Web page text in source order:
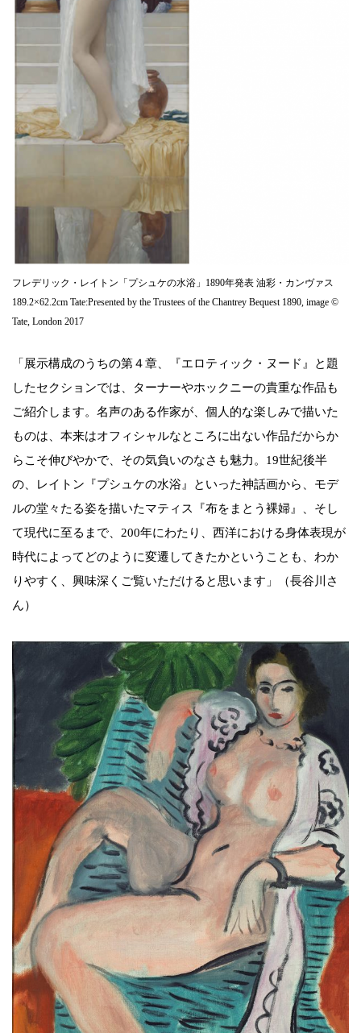
フレデリック・レイトン「プシュケの水浴」1890年発表 油彩・カンヴァス
189.2×62.2cm Tate:Presented by the Trustees of the Chantrey Bequest 1890, image ©
Tate, London 2017
「展示構成のうちの第４章、『エロティック・ヌード』と題
したセクションでは、ターナーやホックニーの貴重な作品も
ご紹介します。名声のある作家が、個人的な楽しみで描いた
ものは、本来はオフィシャルなところに出ない作品だからか
らこそ伸びやかで、その気負いのなさも魅力。19世紀後半
の、レイトン『プシュケの水浴』といった神話画から、モデ
ルの堂々たる姿を描いたマティス『布をまとう裸婦』、そし
て現代に至るまで、200年にわたり、西洋における身体表現が
時代によってどのように変遷してきたかということも、わか
りやすく、興味深くご覧いただけると思います」（長谷川さ
ん）